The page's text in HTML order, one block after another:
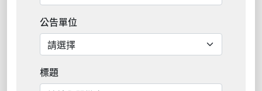
公告單位
標題